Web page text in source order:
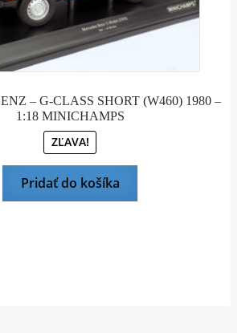
– G-CLASS SHORT (W460) 1980 –
1:18 MINICHAMPS
ZĽAVA!
Pridať do košíka